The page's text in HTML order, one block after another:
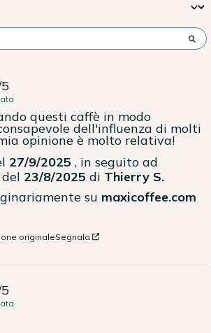
5
questi caffè in modo
dell'influenza di molti
opinione è molto relativa!
27/9/2025 , in seguito ad
23/8/2025 di Thierry S.
su maxicoffee.com
originaleSegnala
5